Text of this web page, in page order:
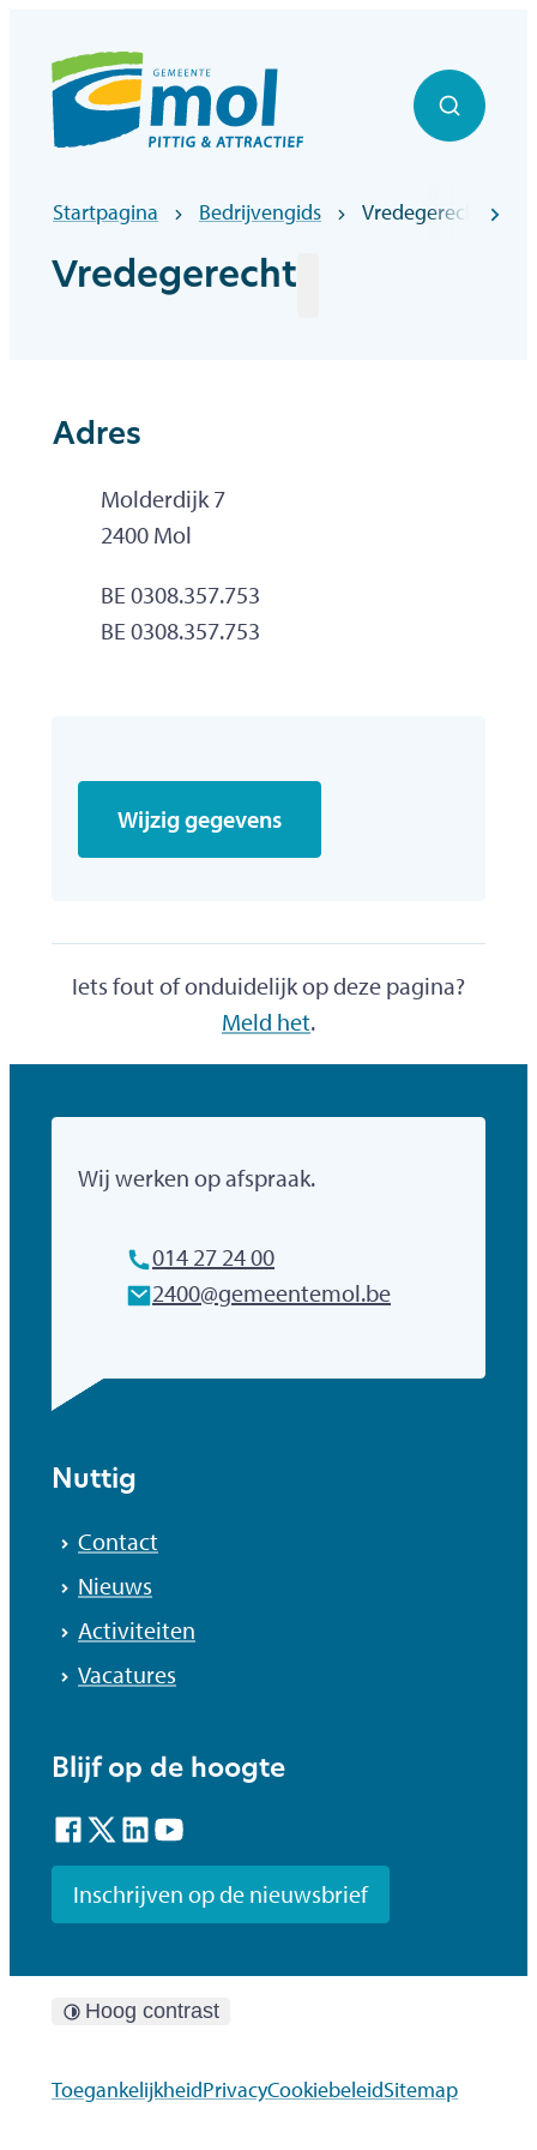
Officiële website gemeentebestuur Mol
Zoek
Startpagina Bedrijvengids Vredegerecht
Vredegerecht
Adres
AdresMolderdijk 7
,2400 Mol
Ondernemingsnummer
BE 0308.357.753
BTW nr.BE 0308.357.753
Wijzig gegevens
Iets fout of onduidelijk op deze pagina?
Meld het.
Gemeente Mol
Wij werken op afspraak.
014 27 24 00
E-mailadres
2400@gemeentemol.be
Nuttig
Contact
Nieuws
Activiteiten
Vacatures
Blijf op de hoogte
Facebook
TwitterLinkedInYouTube
Inschrijven op de nieuwsbrief
Hoog contrast
ToegankelijkheidPrivacyCookiebeleidSitemap